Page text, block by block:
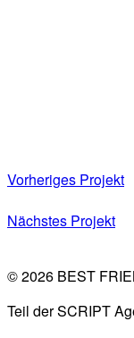
Vorheriges Projekt
Nächstes Projekt
© 2026 BEST
Teil der SCRIPT